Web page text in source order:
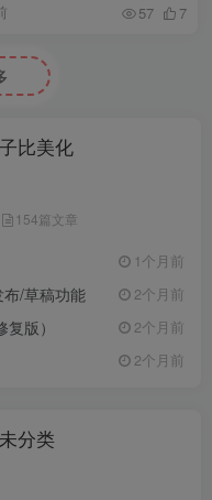
57 7
子比美化
154篇文章
1个月前
/草稿功能 2个月前
版） 2个月前
2个月前
未分类